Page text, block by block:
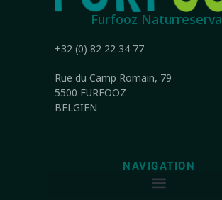
Furfooz
+32 (0) 82 22 34 77
Rue du Camp Romain, 79
5500 FURFOOZ
BELGIEN
NAVIGATION